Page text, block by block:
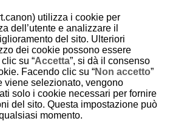
:Lingua ] (
).
utilizza i cookie per
dell’utente e analizzare il
del sito. Ulteriori
dei cookie possono essere
su “Accetta”, si dà il consenso
Facendo clic su “Non accetto”
viene selezionato, vengono
solo i cookie necessari per fornire
del sito. Questa impostazione può
momento.